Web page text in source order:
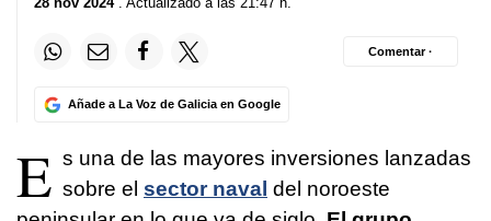
Añade a La Voz de Galicia en Google
Comentar ·
E s una de las mayores inversiones lanzadas
sobre el sector naval del noroeste